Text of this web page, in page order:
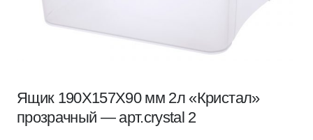
Ящик 190Х157Х90 мм 2л «Кристал»
прозрачный — арт.crystal 2